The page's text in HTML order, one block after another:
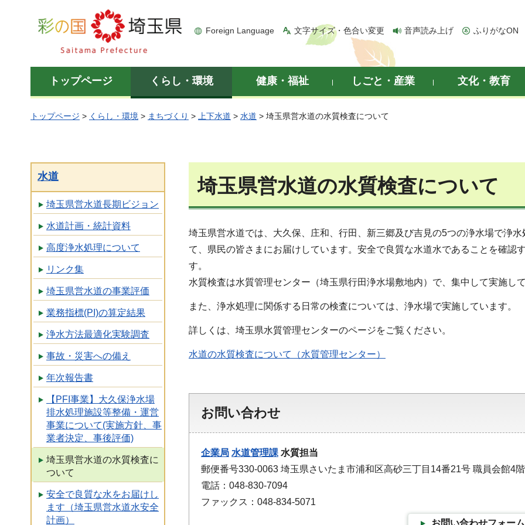
彩の国 埼玉県
Foreign Language 文字サイズ・色合い変更 音声読み上げ ふりがなON
トップページ くらし・環境 健康・福祉 しごと・産業 文化・教育
トップページ > くらし・環境 > まちづくり > 上下水道 > 水道 > 埼玉県営水道の水質検査について
水道
埼玉県営水道長期ビジョン
水道計画・統計資料
高度浄水処理について
リンク集
埼玉県営水道の事業評価
業務指標(PI)の算定結果
浄水方法最適化実験調査
事故・災害への備え
年次報告書
【PFI事業】大久保浄水場
排水処理施設等整備・運営
事業について(実施方針、事
業者決定、事後評価)
埼玉県営水道の水質検査に
ついて
安全で良質な水をお届けし
ます（埼玉県営水道水安全
計画）
埼玉県営水道の水質検査について
埼玉県営水道では、大久保、庄和、行田、新三郷及び吉見の5つの浄水場で浄
て、県民の皆さまにお届けしています。安全で良質な水道水であることを確認
す。
水質検査は水質管理センター（埼玉県行田浄水場敷地内）で、集中して実施して
また、浄水処理に関係する日常の検査については、浄水場で実施しています。
詳しくは、埼玉県水質管理センターのページをご覧ください。
水道の水質検査について（水質管理センター）
お問い合わせ
企業局 水道管理課 水質担当
郵便番号330-0063 埼玉県さいたま市浦和区高砂三丁目14番21号 職員会館4階
電話：048-830-7094
ファックス：048-834-5071